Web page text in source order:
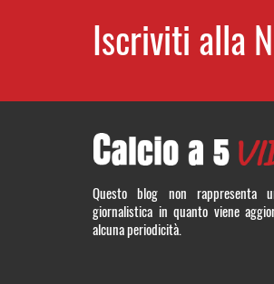
Iscriviti alla
Questo blog non rappresenta
giornalistica in quanto viene
alcuna periodicità.